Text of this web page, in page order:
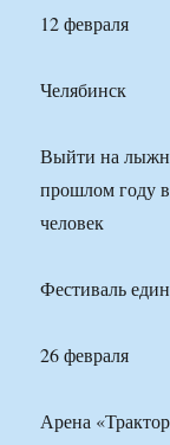
12 февраля
Челябинск
Выйти на
прошлом году
человек
Фестиваль
26 февраля
Арена